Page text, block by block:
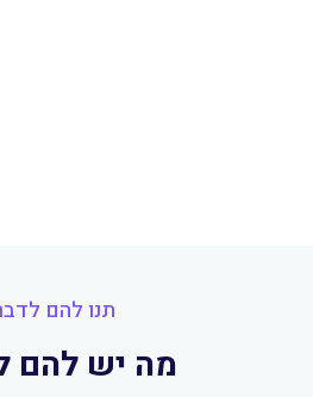
תנו להם
מה יש להם